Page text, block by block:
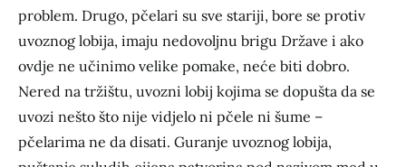
problem. Drugo, pčelari su sve stariji, bore se protiv
uvoznog lobija, imaju nedovoljnu brigu Države i ako
ovdje ne učinimo velike pomake, neće biti dobro.
Nered na tržištu, uvozni lobij kojima se dopušta da se
uvozi nešto što nije vidjelo ni pčele ni šume –
pčelarima ne da disati. Guranje uvoznog lobija,